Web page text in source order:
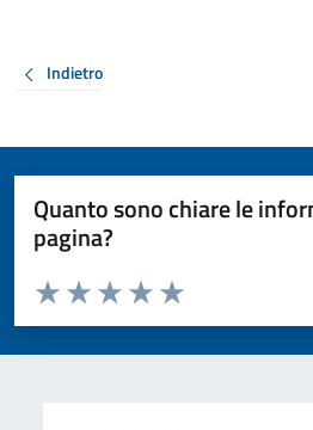
Indietro
Quanto sono chiare le
pagina?
Valuta da 1 a 5 stelle la pagina
Valuta 5 stelle su 5
Valuta 4 stelle su 5
Valuta 3 stelle su 5
Valuta 2 stelle su 5
Valuta 1 stelle su 5